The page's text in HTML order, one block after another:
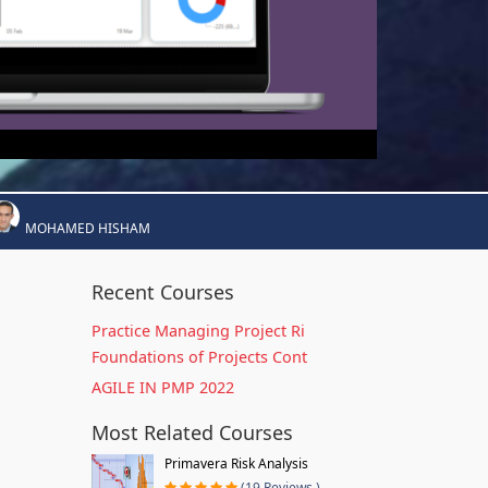
MOHAMED HISHAM
Recent Courses
Practice Managing Project Ri
Foundations of Projects Cont
AGILE IN PMP 2022
Most Related Courses
Primavera Risk Analysis